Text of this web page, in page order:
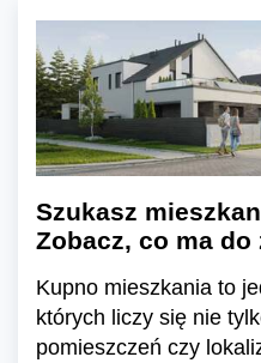
Szukasz
Zobacz, co ma do
Kupno mieszkania to
których liczy się nie
pomieszczeń czy